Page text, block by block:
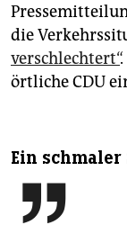
die
verschlechtert“
örtliche CDU
Ein
